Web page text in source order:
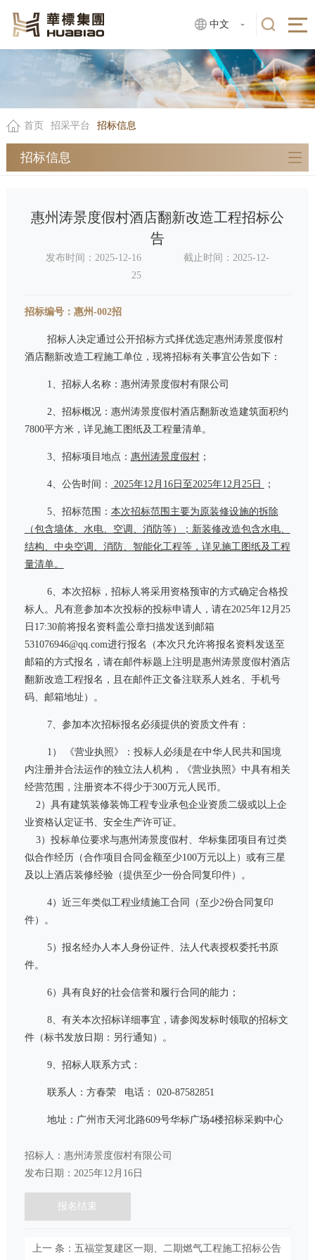
中文
首页 招采平台 招标信息
招标信息
惠州涛景度假村酒店翻新改造工程招标公
告
发布时间：2025-12-16
截止时间：2025-12-
25
招标编号：惠州-002招
招标人决定通过公开招标方式择优选定惠州涛景度假村
酒店翻新改造工程施工单位，现将招标有关事宜公告如下：
1、招标人名称：惠州涛景度假村有限公司
2、招标概况：惠州涛景度假村酒店翻新改造建筑面积约
7800平方米，详见施工图纸及工程量清单。
3、招标项目 地点： 惠州涛景度假村；
4、公告时间： 2025年12月 16日至2025年12月 25日 ；
5、招标范围： 本次招标范围主要为原装修设施的拆除
（包含墙体、水电、空调、消防等）；新装修改造包含水电、
结构、中央空调、消防、智能化工程等，详见施工图纸及工程
量清单。
6、本次招标，招标人将采用资格预审的方式确定合格投
标人。凡有意参加本次投标的投标申请人，请在2025年12月 25
日 17:30前将报名资料盖公章扫描发送到邮箱
531076946@qq.com进行报名（本次只允许将报名资料发送至
邮箱的方式报名，请在邮件标题上注明是惠州涛景度假村酒店
翻新改造工程报名，且在邮件正文备注联系人姓名、手机号
码、邮箱地址）。
7、参加本次招标报名必须提供的资质文件有：
1） 《营业执照》：投标人必须是在中华人民共和国境
内注册并合法运作的独立法人机构，《营业执照》中具有相关
经营范围，注册资本不得少于300万元人民币。
2）具有建筑装修装饰工程专业承包企业资质二级或以上企
业资格认定证书、安全生产许可证。
3）投标单位要求与惠州涛景度假村、华标集团项目有过类
似合作经历（合作项目合同金额至少100万元以上）或有三星
及以上酒店装修经验（提供至少一份合同复印件）。
4）近三年类似工程业绩施工合同（至少2份合同复印
件）。
5）报名经办人本人身份证件、法人代表授权委托书原
件。
6）具有良好的社会信誉和履行合同的能力；
8、有关本次招标详细事宜，请参阅发标时领取的招标文
件（标书发放日期：另行通知）。
9、招标人联系方式：
联系人：方春荣 电话： 020-87582851
地址：广州市天河北路609号华标广场4楼招标采购中心
招标人：惠州涛景度假村有限公司
发布日期：2025年12月16日
报名结束
上一 条：五福堂复建区一期、二期燃气工程施工招标公告